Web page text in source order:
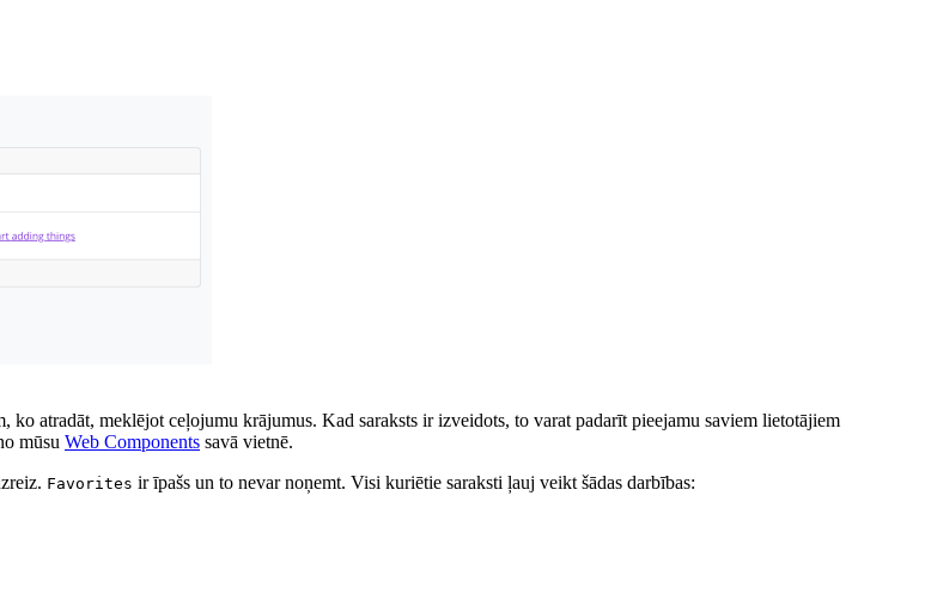
atradāt, meklējot ceļojumu krājumus. Kad saraksts ir izveidots, to varat padarīt pieejamu saviem lietotājiem
mūsu Web Components savā vietnē.
Favorites ir īpašs un to nevar noņemt. Visi kuriētie saraksti ļauj veikt šādas darbības: